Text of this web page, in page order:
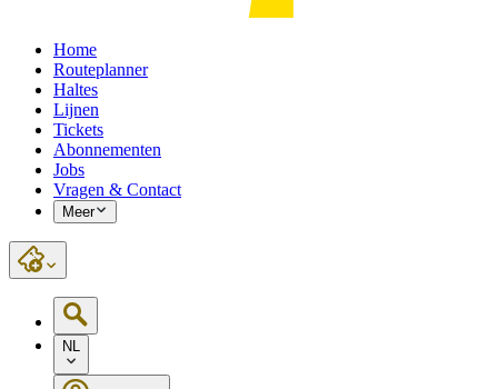
Home
Routeplanner
Haltes
Lijnen
Tickets
Abonnementen
Jobs
Vragen & Contact
Meer
NL